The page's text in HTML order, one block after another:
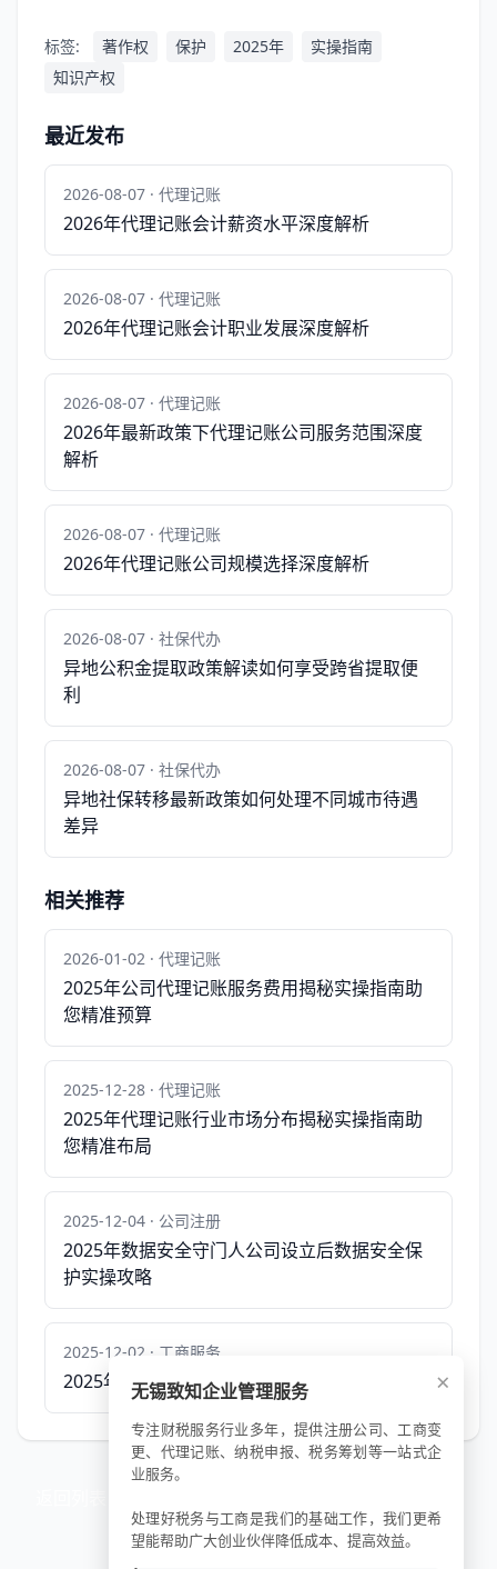
标签: 著作权 保护 2025年
实操指南
知识产权
最近发布
2026-08-07 · 代理记账
2026年代理记账会计薪资水平深度解析
2026-08-07 · 代理记账
2026年代理记账会计职业发展深度解析
2026-08-07 · 代理记账
2026年最新政策下代理记账公司服务范围深度
解析
2026-08-07 · 代理记账
2026年代理记账公司规模选择深度解析
2026-08-07 · 社保代办
异地公积金提取政策解读如何享受跨省提取便
利
2026-08-07 · 社保代办
异地社保转移最新政策如何处理不同城市待遇
差异
相关推荐
2026-01-02 · 代理记账
2025年公司代理记账服务费用揭秘实操指南助
您精准预算
2025-12-28 · 代理记账
2025年代理记账行业市场分布揭秘实操指南助
您精准布局
2025-12-04 · 公司注册
2025年数据安全守门人公司设立后数据安全保
护实操攻略
2025-12-02 · 工商服务
2025年营业执照续期攻略轻松应对，无忧续期 ×
无锡致知企业管理服务
专注财税服务行业多年，提供注册公司、工商变
更、代理记账、纳税申报、税务筹划等一站式企
业服务。
处理好税务与工商是我们的基础工作，我们更希
望能帮助广大创业伙伴降低成本、提高效益。